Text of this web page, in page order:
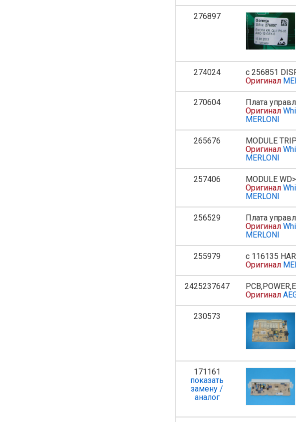
276897
274024
с 256851
Оригинал
270604
Плата
Оригинал
MERLONI
265676
MODULE
Оригинал
MERLONI
257406
MODULE
Оригинал
MERLONI
256529
Плата
Оригинал
MERLONI
255979
с 116135
Оригинал
2425237647
Оригинал
230573
171161
показать
замену /
аналог